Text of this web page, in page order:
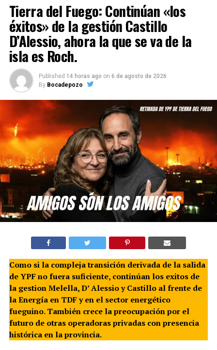
Tierra del Fuego: Continúan «los
éxitos» de la gestión Castillo
D’Alessio, ahora la que se va de la
isla es Roch.
Published 14 horas ago on 6 de agosto de 2026
By Bocadepozo
Como si la compleja transición derivada de la salida
de YPF no fuera suficiente, continúan los exitos de
la gestion Melella, D’ Alessio y Castillo al frente de
la Energía en TDF y en el sector energético
fueguino. También crece la preocupación por el
futuro de otras operadoras privadas con presencia
histórica en la provincia.